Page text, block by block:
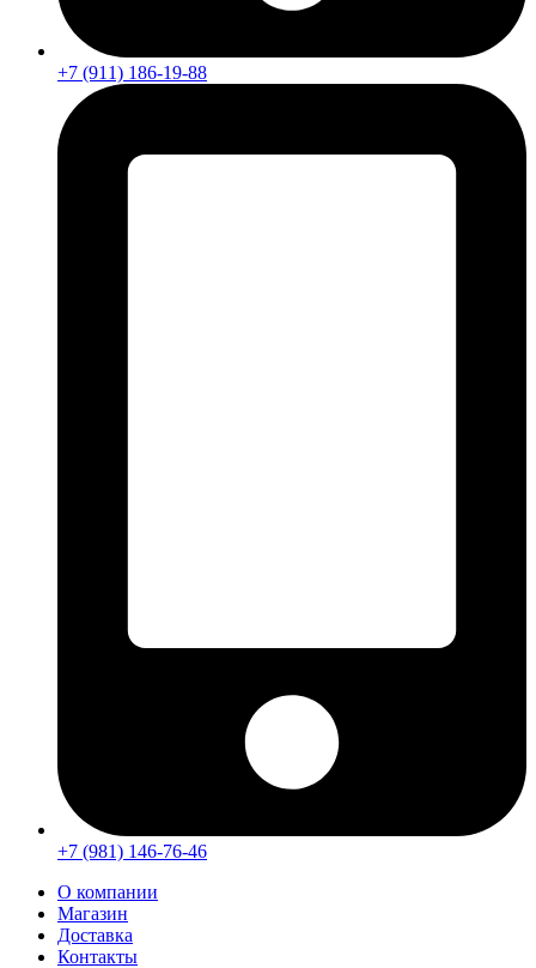
+7 (911) 186-19-88
+7 (981) 146-76-46
О компании
Магазин
Доставка
Контакты